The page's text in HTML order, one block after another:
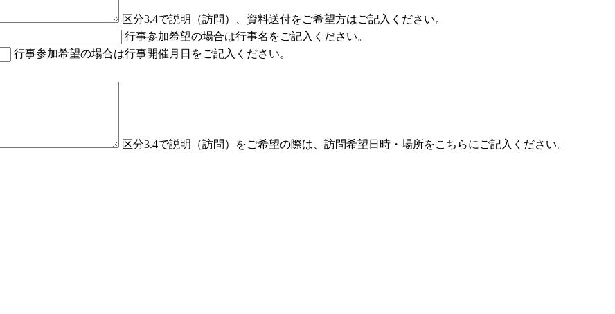
区分3.4で説明（訪問）、資料送付をご希望方はご記入ください。
行事参加希望の場合は行事名をご記入ください。
行事参加希望の場合は行事開催月日をご記入ください。
区分3.4で説明（訪問）をご希望の際は、訪問希望日時・場所をこちらにご記入ください。